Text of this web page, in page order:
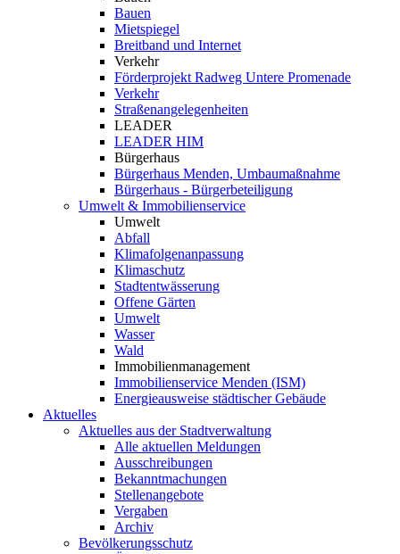
Bauen
Mietspiegel
Breitband und Internet
Verkehr
Förderprojekt Radweg Untere Promenade
Verkehr
Straßenangelegenheiten
LEADER
LEADER HIM
Bürgerhaus
Bürgerhaus Menden, Umbaumaßnahme
Bürgerhaus - Bürgerbeteiligung
Umwelt & Immobilienservice
Umwelt
Abfall
Klimafolgenanpassung
Klimaschutz
Stadtentwässerung
Offene Gärten
Umwelt
Wasser
Wald
Immobilienmanagement
Immobilienservice Menden (ISM)
Energieausweise städtischer Gebäude
Aktuelles
Aktuelles aus der Stadtverwaltung
Alle aktuellen Meldungen
Ausschreibungen
Bekanntmachungen
Stellenangebote
Vergaben
Archiv
Bevölkerungsschutz